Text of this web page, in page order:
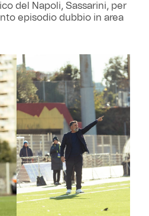
del Napoli, Sassarini, per
episodio dubbio in area